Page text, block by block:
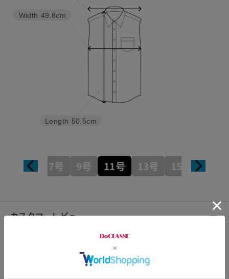
Length 50.5cm
Width 49.8cm
7号 9号 11号 13号 15号
カスタマーレビュー
6レビュー